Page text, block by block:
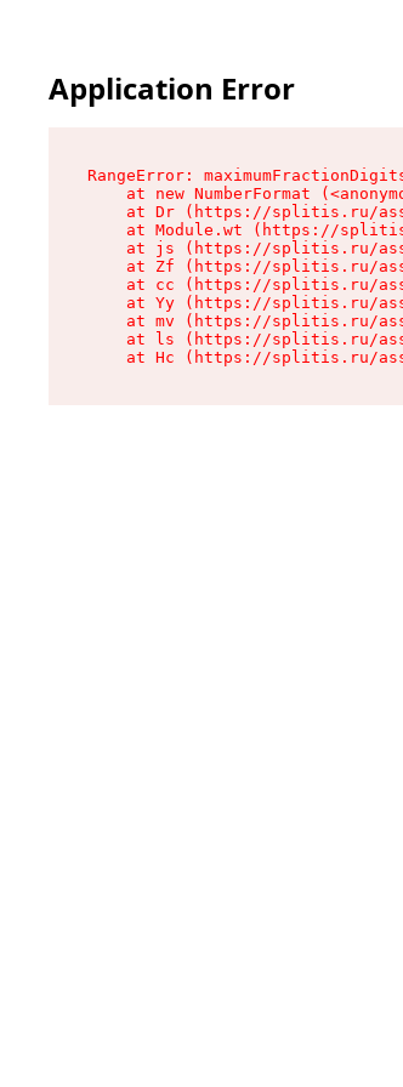
Application Error
RangeError:
at new NumberFormat
at Dr (https://splitis.ru/
at Module.wt (https://
at js (https://splitis.ru/
at Zf (https://splitis.ru/
at cc (https://splitis.ru/
at Yy (https://splitis.ru/
at mv (https://splitis.ru/
at ls (https://splitis.ru/
at Hc (https://splitis.ru/